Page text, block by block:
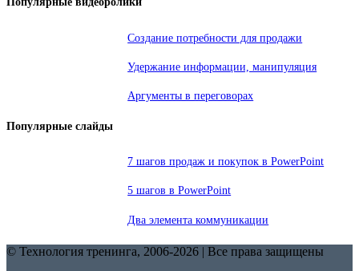
Создание потребности для продажи
Удержание информации, манипуляция
Аргументы в переговорах
Популярные слайды
7 шагов продаж и покупок в PowerPoint
5 шагов в PowerPoint
Два элемента коммуникации
© Технология тренинга, 2006-2026 | Все права защищены